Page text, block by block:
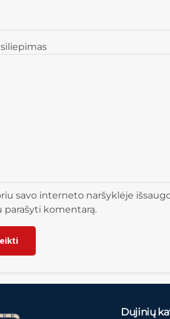
savo interneto naršyklėje
parašyti komentarą.
Dujinių